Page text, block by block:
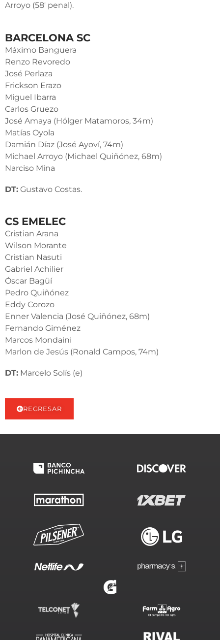
Arroyo (58′ penal).
BARCELONA SC
Máximo Banguera
Renzo Revoredo
José Perlaza
Frickson Erazo
Miguel Ibarra
Carlos Gruezo
José Amaya (Hólger Matamoros, 34m)
Matías Oyola
Damián Díaz (José Ayoví, 74m)
Michael Arroyo (Michael Quiñónez, 68m)
Narciso Mina
DT: Gustavo Costas.
CS EMELEC
Cristian Arana
Wilson Morante
Cristian Nasuti
Gabriel Achilier
Óscar Bagüí
Pedro Quiñónez
Eddy Corozo
Enner Valencia (José Quiñónez, 68m)
Fernando Giménez
Marcos Mondaini
Marlon de Jesús (Ronald Campos, 74m)
DT: Marcelo Solís (e)
REGRESAR